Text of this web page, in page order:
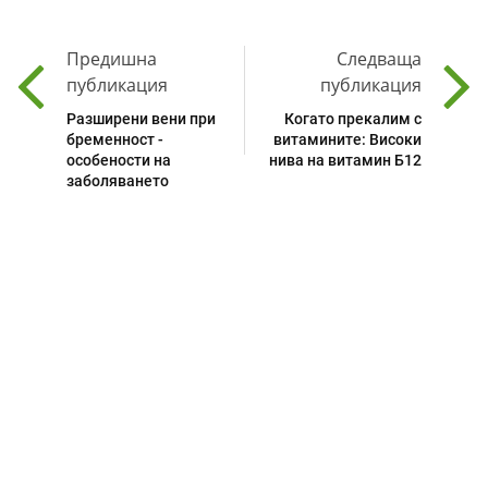
Предишна
публикация
Разширени вени при
бременност -
особености на
заболяването
Следваща
публикация
Когато прекалим с
витамините: Високи
нива на витамин Б12